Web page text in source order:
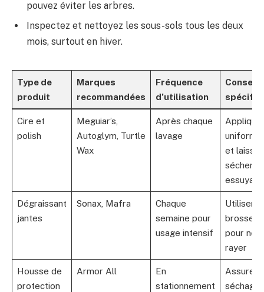
pouvez éviter les arbres.
Inspectez et nettoyez les sous-sols tous les deux
mois, surtout en hiver.
Type de
produit
Marques
recommandées
Fréquence
d’utilisation
Conseils
Cire et
polish
Meguiar’s,
Autoglym, Turtle
Wax
Après chaque
lavage
et laisser
sécher
essuyage
Dégraissant
jantes
Sonax, Mafra
Chaque
semaine pour
usage intensif
Utiliser
brosse
pour ne
rayer
Housse de
protection
Armor All
En
stationnement
Assurer
séchage